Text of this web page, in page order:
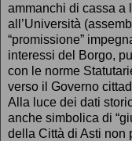
ammanchi di cassa a
all’Università
“promissione”
interessi del Borgo,
con le norme
verso il Governo
Alla luce dei dati
anche simbolica di
della Città di Asti non